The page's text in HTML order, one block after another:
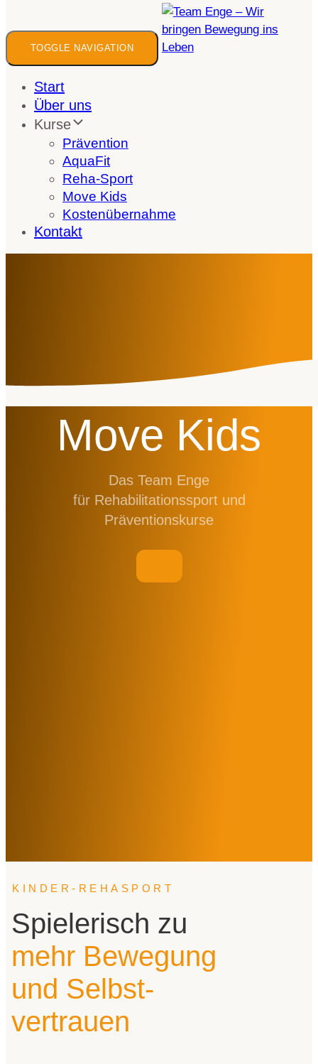
TOGGLE NAVIGATION
Start
Über uns
Kurse
Prävention
AquaFit
Reha-Sport
Move Kids
Kostenübernahme
Kontakt
Move Kids
Das Team Enge
für Rehabilitationssport und
Präventionskurse
KINDER-REHASPORT
Spielerisch zu
mehr Bewegung
und Selbst­
vertrauen